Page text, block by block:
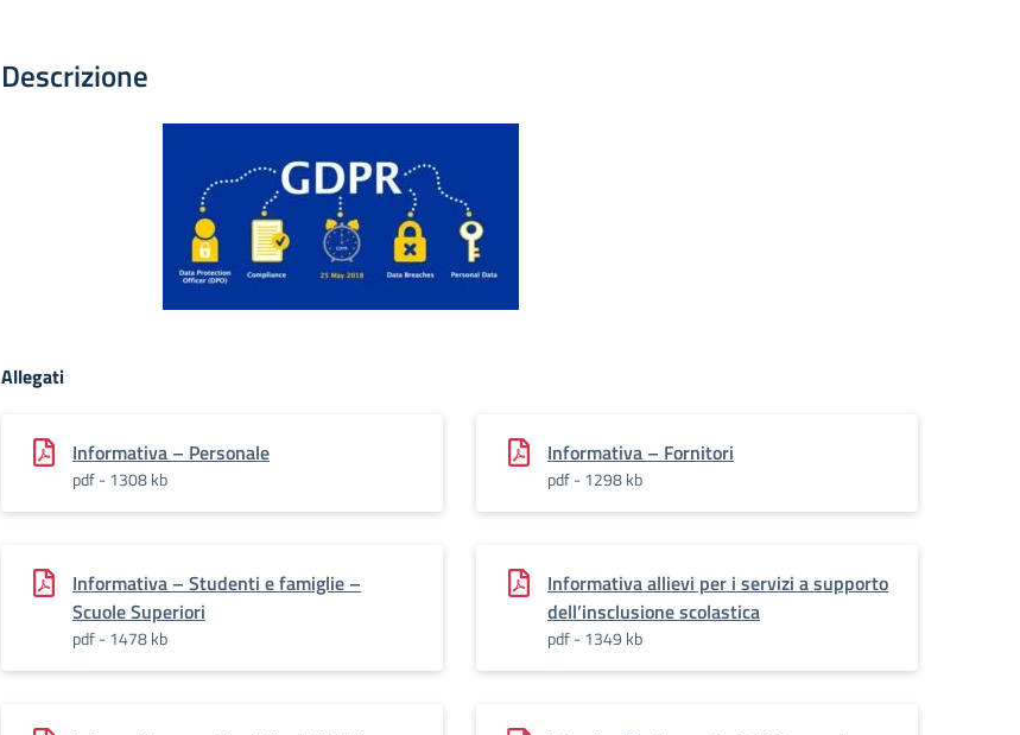
Descrizione
Allegati
Informativa – Personale
pdf - 1308 kb
Informativa – Fornitori
pdf - 1298 kb
Informativa – Studenti e famiglie –
Scuole Superiori
pdf - 1478 kb
Informativa allievi per i servizi a supporto
dell’insclusione scolastica
pdf - 1349 kb